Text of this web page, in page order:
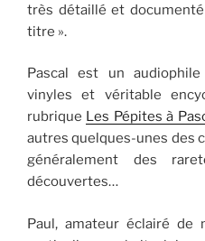
très détaillé et
titre ».
Pascal est un
vinyles et véritable
rubrique Les Pépites à
autres quelques-unes des
généralement des
découvertes…
Paul, amateur éclairé de